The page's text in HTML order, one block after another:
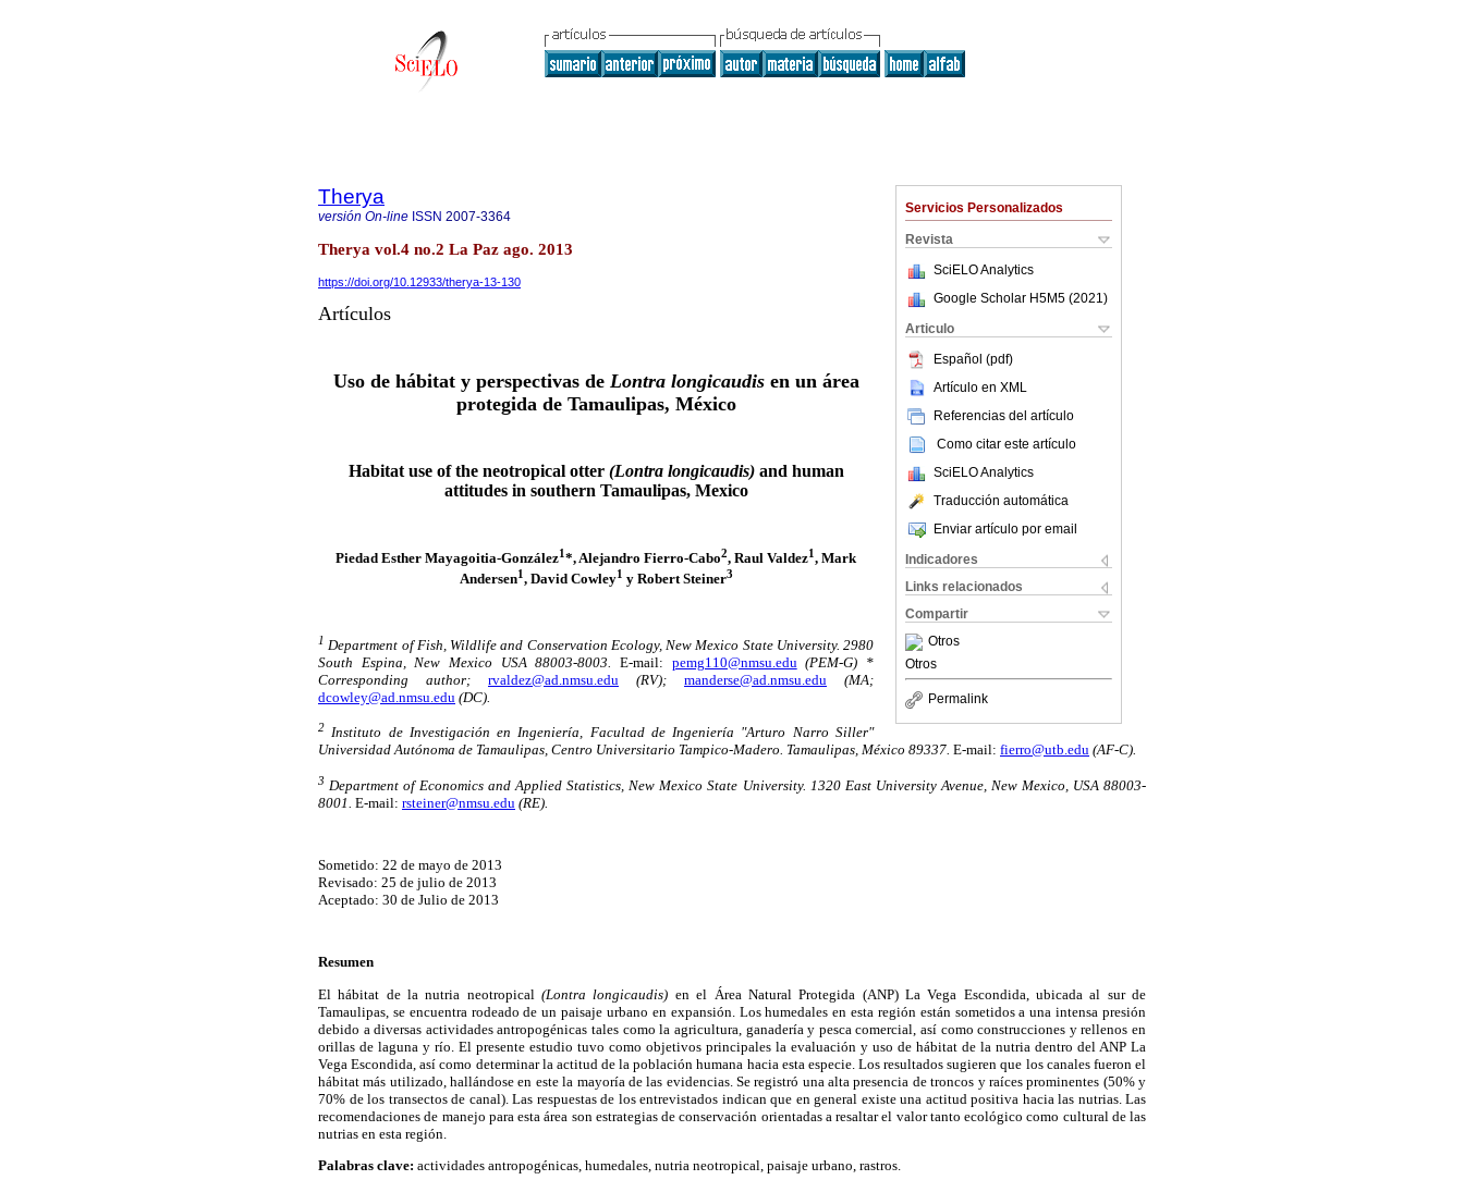
Servicios Personalizados
Revista
SciELO Analytics
Google Scholar H5M5 (2021 )
Articulo
Español (pdf)
Artículo en XML
Referencias del artículo
Como citar este artículo
SciELO Analytics
Traducción automática
Enviar artículo por email
Indicadores
Links relacionados
Compartir
Otros
Otros
Permalink
Therya
versión On-line ISSN 2007-3364
Therya vol.4 no.2 La Paz ago. 2013
https://doi.org/10.12933/therya-13-130
Artículos
Uso de hábitat y perspectivas de Lontra longicaudis en un área
protegida de Tamaulipas, México
Habitat use of the neotropical otter (Lontra longicaudis)and human
attitudes in southern Tamaulipas, Mexico
Piedad Esther Mayagoitia-González1*, Alejandro Fierro-Cabo2, Raul Valdez1, Mark
Andersen1, David Cowley1 y Robert Steiner3
1 Department of Fish, Wildlife and Conservation Ecology, New Mexico State University. 2980
South Espina, New Mexico USA 88003-8003. E-mail: pemg110@nmsu.edu (PEM-G) *
Corresponding author;
rvaldez@ad.nmsu.edu (RV); manderse@ad.nmsu.edu
(MA;
dcowley@ad.nmsu.edu (DC).
2 Instituto de Investigación en Ingeniería, Facultad de Ingeniería "Arturo Narro Siller"
Universidad Autónoma de Tamaulipas, Centro Universitario Tampico-Madero. Tamaulipas, México 89337. E-mail: fierro@utb.edu (AF-C).
3 Department of Economics and Applied Statistics, New Mexico State University. 1320 East University Avenue, New Mexico, USA 88003-
8001. E-mail: rsteiner@nmsu.edu (RE).
Sometido: 22 de mayo de 2013
Revisado: 25 de julio de 2013
Aceptado: 30 de Julio de 2013
Resumen
El hábitat de la nutria neotropical(Lontra longicaudis) en el Área Natural Protegida (ANP) La Vega Escondida, ubicada al sur de
Tamaulipas, se encuentra rodeado de un paisaje urbano en expansión. Los humedales en esta región están sometidos a una intensa presión
debido a diversas actividades antropogénicas tales como la agricultura, ganadería y pesca comercial, así como construcciones y rellenos en
orillas de laguna y río. El presente estudio tuvo como objetivos principales la evaluación y uso de hábitat de la nutria dentro del ANP La
Vega Escondida, así como determinar la actitud de la población humana hacia esta especie. Los resultados sugieren que los canales fueron el
hábitat más utilizado, hallándose en este la mayoría de las evidencias. Se registró una alta presencia de troncos y raíces prominentes (50% y
70% de los transectos de canal). Las respuestas de los entrevistados indican que en general existe una actitud positiva hacia las nutrias. Las
recomendaciones de manejo para esta área son estrategias de conservación orientadas a resaltar el valor tanto ecológico como cultural de las
nutrias en esta región.
Palabras clave: actividades antropogénicas, humedales, nutria neotropical, paisaje urbano, rastros.